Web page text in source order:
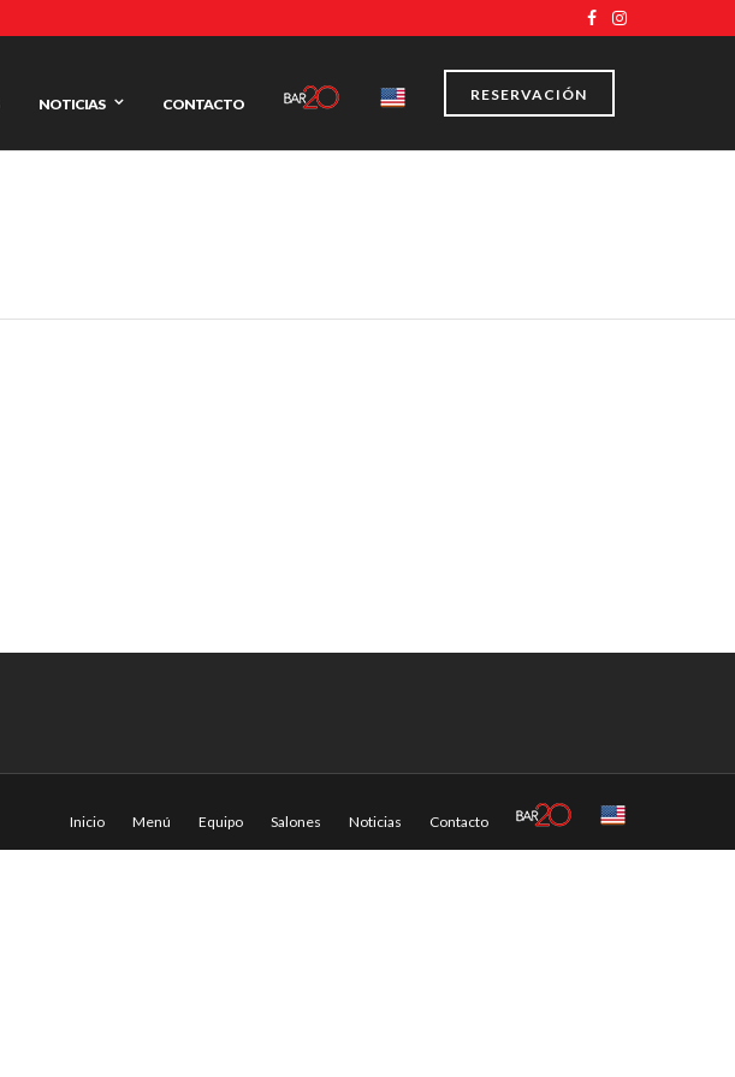
RESERVACIÓN
NOTICIAS CONTACTO
Inicio Menú Equipo Salones Noticias Contacto